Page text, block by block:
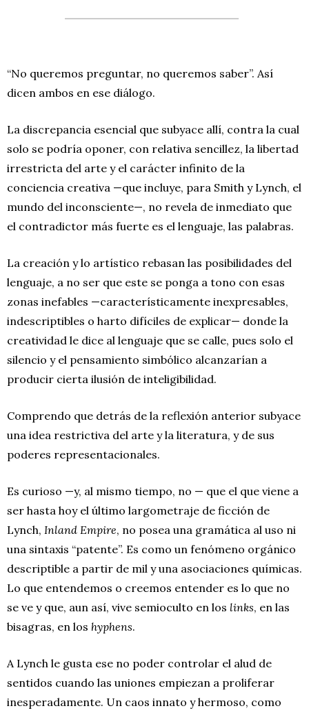
“No queremos preguntar, no queremos saber”. Así
dicen ambos en ese diálogo.
La discrepancia esencial que subyace allí, contra la cual
solo se podría oponer, con relativa sencillez, la libertad
irrestricta del arte y el carácter infinito de la
conciencia creativa —que incluye, para Smith y Lynch, el
mundo del inconsciente—, no revela de inmediato que
el contradictor más fuerte es el lenguaje, las palabras.
La creación y lo artístico rebasan las posibilidades del
lenguaje, a no ser que este se ponga a tono con esas
zonas inefables —característicamente inexpresables,
indescriptibles o harto difíciles de explicar— donde la
creatividad le dice al lenguaje que se calle, pues solo el
silencio y el pensamiento simbólico alcanzarían a
producir cierta ilusión de inteligibilidad.
Comprendo que detrás de la reflexión anterior subyace
una idea restrictiva del arte y la literatura, y de sus
poderes representacionales.
Es curioso —y, al mismo tiempo, no — que el que viene a
ser hasta hoy el último largometraje de ficción de
Lynch, Inland Empire, no posea una gramática al uso ni
una sintaxis “patente”. Es como un fenómeno orgánico
descriptible a partir de mil y una asociaciones químicas.
Lo que entendemos o creemos entender es lo que no
se ve y que, aun así, vive semioculto en los links, en las
bisagras, en los hyphens.
A Lynch le gusta ese no poder controlar el alud de
sentidos cuando las uniones empiezan a proliferar
inesperadamente. Un caos innato y hermoso, como